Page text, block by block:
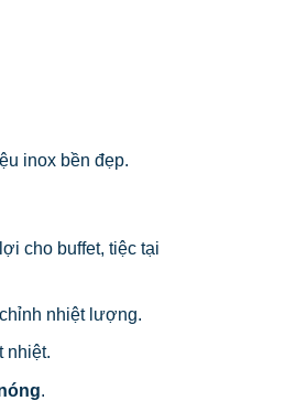
inox bền đẹp.
cho buffet, tiệc tại
nhiệt lượng.
nhiệt.
.